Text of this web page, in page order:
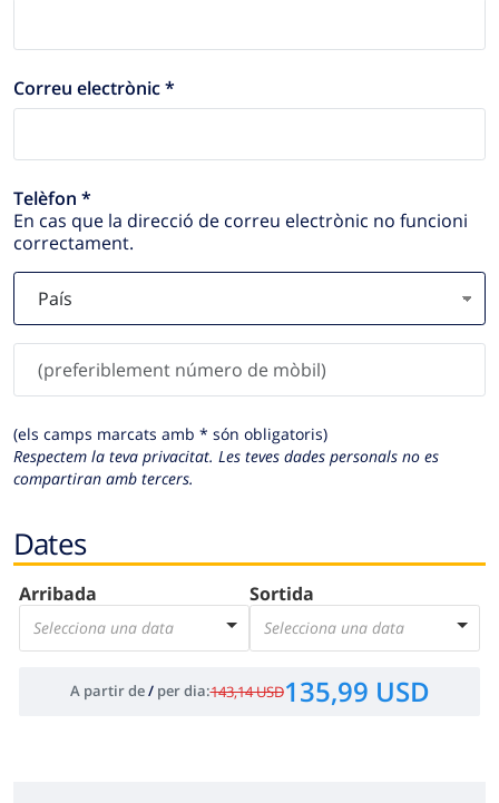
Correu electrònic *
Telèfon *
En cas que la direcció de correu electrònic no funcioni
correctament.
(els camps marcats amb * són obligatoris)
Respectem la teva privacitat. Les teves dades personals no es
compartiran amb tercers.
Dates
Arribada
Selecciona una data
Sortida
Selecciona una data
A partir de/ per dia:143,14 USD135,99 USD